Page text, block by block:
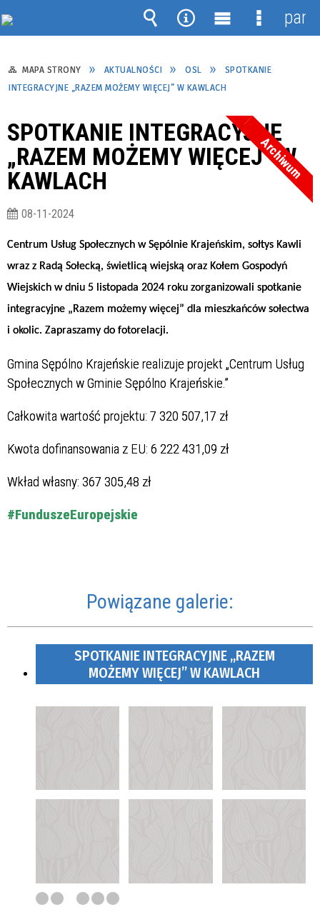
MAPA STRONY AKTUALNOŚCI OSL
SPOTKANIE
INTEGRACYJNE „RAZEM MOŻEMY WIĘCEJ” W KAWLACH
SPOTKANIE INTEGRACYJNE
„RAZEM MOŻEMY WIĘCEJ” W
KAWLACH
Archiwum
08-11-2024
Centrum Usług Społecznych w Sępólnie Krajeńskim, sołtys Kawli
wraz z Radą Sołecką, świetlicą wiejską oraz Kołem Gospodyń
Wiejskich w dniu 5 listopada 2024 roku zorganizowali spotkanie
integracyjne „Razem możemy więcej” dla mieszkańców sołectwa
i okolic. Zapraszamy do fotorelacji.
Gmina Sępólno Krajeńskie realizuje projekt „Centrum Usług
Społecznych w Gminie Sępólno Krajeńskie.”
Całkowita wartość projektu: 7 320 507,17 zł
Kwota dofinansowania z EU: 6 222 431,09 zł
Wkład własny: 367 305,48 zł
#FunduszeEuropejskie
Powiązane galerie:
SPOTKANIE INTEGRACYJNE „RAZEM
MOŻEMY WIĘCEJ” W KAWLACH
Wyszukiwarka
Narzędzia
MenuMenu